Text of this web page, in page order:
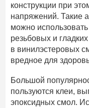
конструкции при
напряжений. Такие
можно
резьбовых и
в винилэстеровых
вредное для
Большой
пользуются клеи,
эпоксидных смол.